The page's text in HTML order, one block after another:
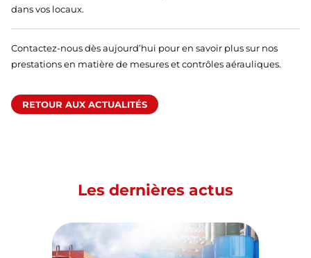
dans vos locaux.
Contactez-nous dès aujourd’hui pour en savoir plus sur nos
prestations en matière de mesures et contrôles aérauliques.
RETOUR AUX ACTUALITÉS
Les dernières actus